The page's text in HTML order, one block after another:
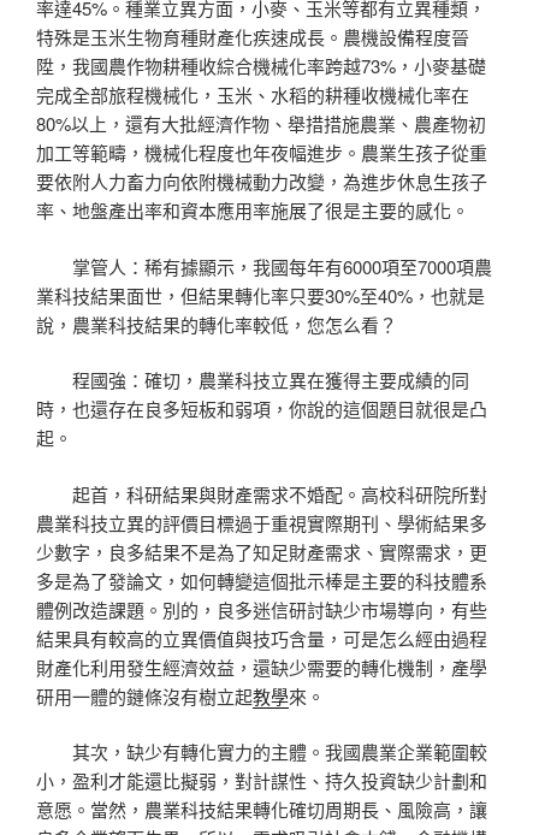
率達45%。種業立異方面，小麥、玉米等都有立異種類，
特殊是玉米生物育種財產化疾速成長。農機設備程度晉
陞，我國農作物耕種收綜合機械化率跨越73%，小麥基礎
完成全部旅程機械化，玉米、水稻的耕種收機械化率在
80%以上，還有大批經濟作物、舉措措施農業、農產物初
加工等範疇，機械化程度也年夜幅進步。農業生孩子從重
要依附人力畜力向依附機械動力改變，為進步休息生孩子
率、地盤產出率和資本應用率施展了很是主要的感化。
掌管人：稀有據顯示，我國每年有6000項至7000項農
業科技結果面世，但結果轉化率只要30%至40%，也就是
說，農業科技結果的轉化率較低，您怎么看？
程國強：確切，農業科技立異在獲得主要成績的同
時，也還存在良多短板和弱項，你說的這個題目就很是凸
起。
起首，科研結果與財產需求不婚配。高校科研院所對
農業科技立異的評價目標過于重視實際期刊、學術結果多
少數字，良多結果不是為了知足財產需求、實際需求，更
多是為了發論文，如何轉變這個批示棒是主要的科技體系
體例改造課題。別的，良多迷信研討缺少市場導向，有些
結果具有較高的立異價值與技巧含量，可是怎么經由過程
財產化利用發生經濟效益，還缺少需要的轉化機制，產學
研用一體的鏈條沒有樹立起教學來。
其次，缺少有轉化實力的主體。我國農業企業範圍較
小，盈利才能還比擬弱，對計謀性、持久投資缺少計劃和
意愿。當然，農業科技結果轉化確切周期長、風險高，讓